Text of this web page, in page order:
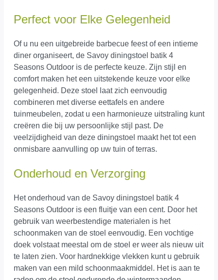
Perfect voor Elke Gelegenheid
Of u nu een uitgebreide barbecue feest of een intieme
diner organiseert, de Savoy diningstoel batik 4
Seasons Outdoor is de perfecte keuze. Zijn stijl en
comfort maken het een uitstekende keuze voor elke
gelegenheid. Deze stoel laat zich eenvoudig
combineren met diverse eettafels en andere
tuinmeubelen, zodat u een harmonieuze uitstraling kunt
creëren die bij uw persoonlijke stijl past. De
veelzijdigheid van deze diningstoel maakt het tot een
onmisbare aanvulling op uw tuin of terras.
Onderhoud en Verzorging
Het onderhoud van de Savoy diningstoel batik 4
Seasons Outdoor is een fluitje van een cent. Door het
gebruik van weerbestendige materialen is het
schoonmaken van de stoel eenvoudig. Een vochtige
doek volstaat meestal om de stoel er weer als nieuw uit
te laten zien. Voor hardnekkige vlekken kunt u gebruik
maken van een mild schoonmaakmiddel. Het is aan te